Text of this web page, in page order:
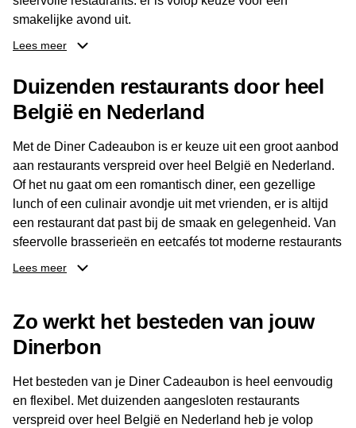
smakelijke avond uit.
ontvanger eenvoudig een locatie kiezen die past bij de
smaak en gelegenheid. Zo geeft de Diner Cadeaubon niet
alleen een diner, maar ook een gezellig moment om
Lees meer
Duizenden restaurants door heel
België en Nederland
Met de Diner Cadeaubon is er keuze uit een groot aanbod
aan restaurants verspreid over heel België en Nederland.
Of het nu gaat om een romantisch diner, een gezellige
lunch of een culinair avondje uit met vrienden, er is altijd
een restaurant dat past bij de smaak en gelegenheid. Van
sfeervolle brasserieën en eetcafés tot moderne restaurants
en gastronomische locaties: er is voor ieder wat wils.
buurt, bijvoorbeeld in Brussel, Antwerpen, Gent of Brugge.
De ontvanger kiest zelf waar en wanneer er wordt genoten
van deze culinaire ervaring. Zo is de Diner Cadeaubon
niet alleen een diner, maar een bijzondere belevenis.
Lees meer
Zo werkt het besteden van jouw
Dinerbon
Het besteden van je Diner Cadeaubon is heel eenvoudig
en flexibel. Met duizenden aangesloten restaurants
verspreid over heel België en Nederland heb je volop